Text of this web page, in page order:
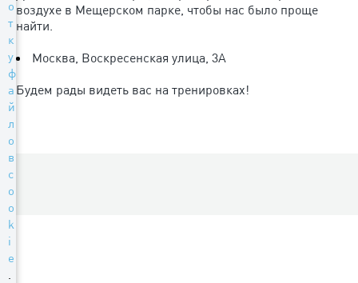
воздухе в Мещерском парке, чтобы нас было проще
найти.
Москва, Воскресенская улица, 3А
Будем рады видеть вас на тренировках!
о
т
к
у
ф
а
й
л
о
в
c
o
o
k
i
e
.